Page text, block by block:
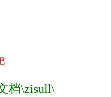
档\zisull\